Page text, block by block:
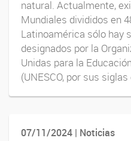
natural. Actualmente,
Mundiales divididos en
Latinoamérica sólo hay
designados por la
Unidas para la
(UNESCO, por sus siglas
07/11/2024 | Noticias